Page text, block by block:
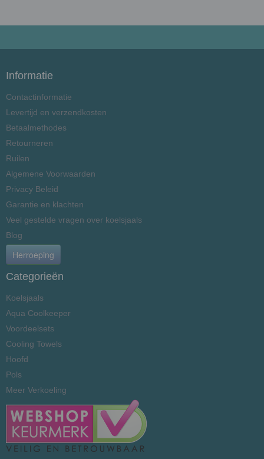
Informatie
Contactinformatie
Levertijd en verzendkosten
Betaalmethodes
Retourneren
Ruilen
Algemene Voorwaarden
Privacy Beleid
Garantie en klachten
Veel gestelde vragen over koelsjaals
Blog
Herroeping
Categorieën
Koelsjaals
Aqua Coolkeeper
Voordeelsets
Cooling Towels
Hoofd
Pols
Meer Verkoeling